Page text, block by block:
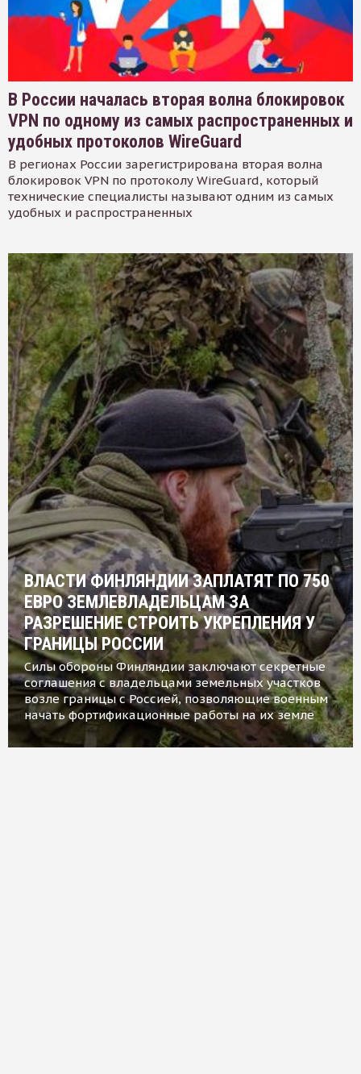
В России началась вторая волна блокировок
VPN по одному из самых распространенных и
удобных протоколов WireGuard
В регионах России зарегистрирована вторая волна
блокировок VPN по протоколу WireGuard, который
технические специалисты называют одним из самых
удобных и распространенных
ВЛАСТИ ФИНЛЯНДИИ ЗАПЛАТЯТ ПО 750
ЕВРО ЗЕМЛЕВЛАДЕЛЬЦАМ ЗА
РАЗРЕШЕНИЕ СТРОИТЬ УКРЕПЛЕНИЯ У
ГРАНИЦЫ РОССИИ
Силы обороны Финляндии заключают секретные
соглашения с владельцами земельных участков
возле границы с Россией, позволяющие военным
начать фортификационные работы на их земле